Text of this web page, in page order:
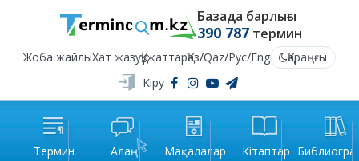
Базада барлығы
390 787термин
Жоба жайлыХат жазуҚұжаттарҚаз/Qaz/Рус/Eng
Қараңғы
Кіру
Термин Алаң Мақалалар Кітаптар